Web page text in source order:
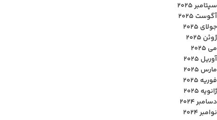
سپتامبر 2025
آگوست 2025
جولای 2025
ژوئن 2025
می 2025
آوریل 2025
مارس 2025
فوریه 2025
ژانویه 2025
دسامبر 2024
نوامبر 2024